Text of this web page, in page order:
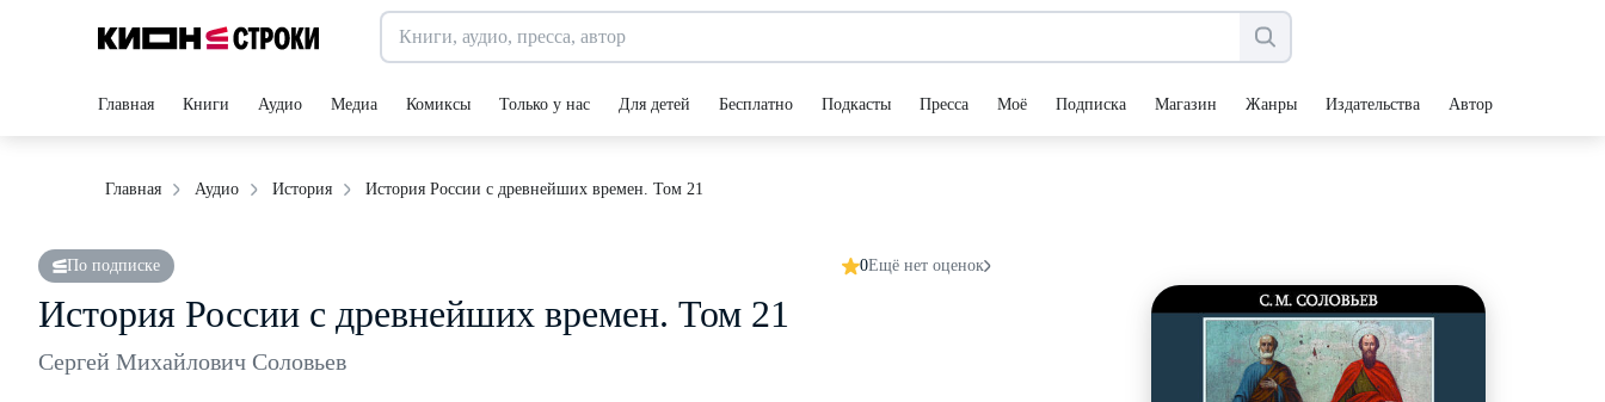
Главная Книги Аудио Медиа Комиксы Только у нас Для детей Бесплатно Подкасты Пресса Моё Подписка Магазин Жанры Издательства Авторы
Главная Аудио История История России с древнейших времен. Том 21
По подписке 0Ещё нет оценок
История России с древнейших времен. Том 21
Сергей Михайлович Соловьев